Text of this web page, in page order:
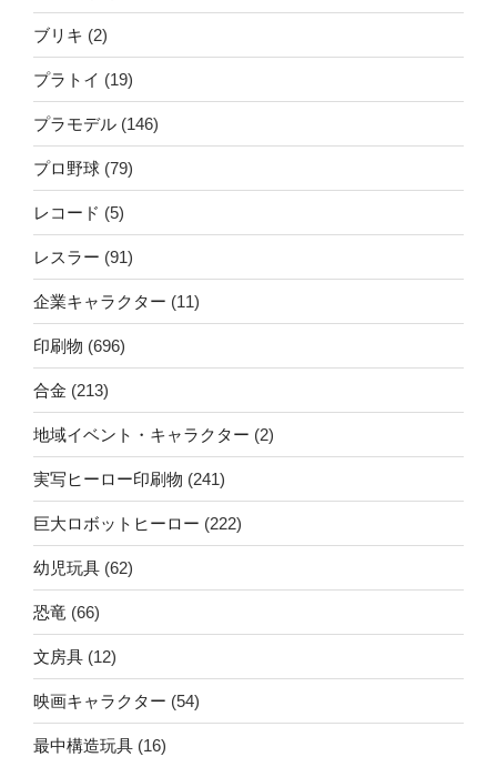
ブリキ (2)
プラトイ (19)
プラモデル (146)
プロ野球 (79)
レコード (5)
レスラー (91)
企業キャラクター (11)
印刷物 (696)
合金 (213)
地域イベント・キャラクター (2)
実写ヒーロー印刷物 (241)
巨大ロボットヒーロー (222)
幼児玩具 (62)
恐竜 (66)
文房具 (12)
映画キャラクター (54)
最中構造玩具 (16)